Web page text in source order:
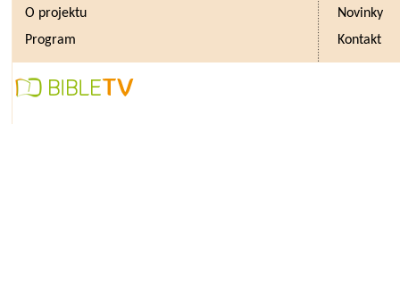
O projektu
Novinky
Program
Kontakt